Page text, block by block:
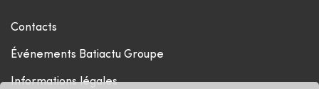
Contacts
Événements Batiactu Groupe
Informations légales